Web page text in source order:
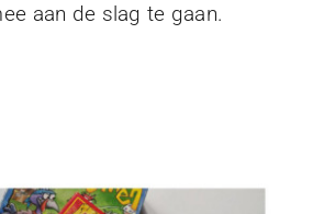
aan de slag te gaan.